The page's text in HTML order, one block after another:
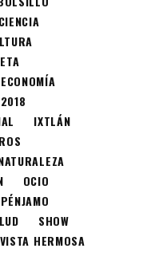
ECONOMÍA
IXTLÁN
OCIO
PÉNJAMO
SHOW
VISTA HERMOSA